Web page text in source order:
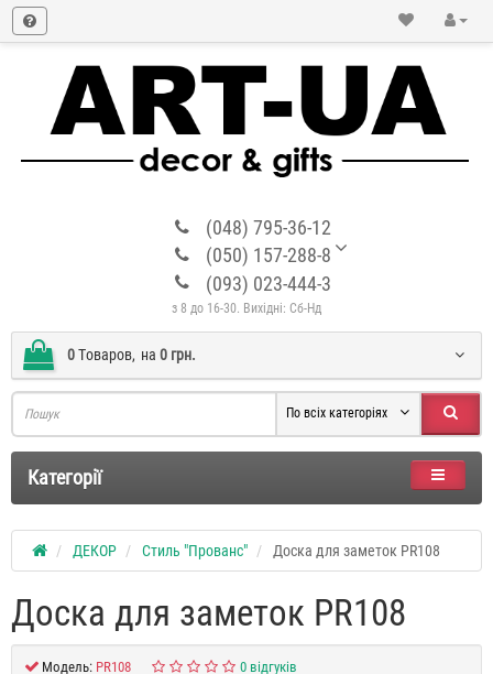
(048) 795-36-12
(050) 157-288-8
(093) 023-444-3
з 8 до 16-30. Вихідні: Сб-Нд
0Tоваров, на 0 грн.
По всіх категоріях
Категорії
ДЕКОР Стиль "Прованс" Доска для заметок PR108
Доска для заметок PR108
Модель: PR108 0 відгуків